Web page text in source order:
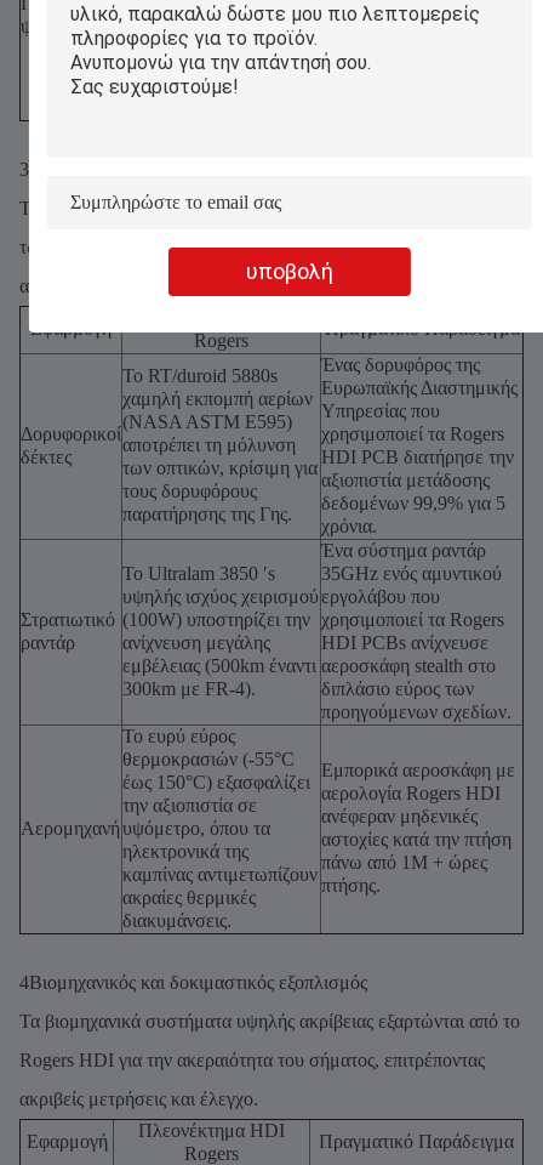
υποβολή
ψυχαγωγία (Wi-Fi 6E)
συμπαγείς πίνακες
ελέγχου,
επιτρέποντας Wi-
Fi 2,4Gbps στο
στο Rogers HDI
ροή 4K για 10+
3Αεροδιαστημική και Άμυνα
Τα PCB της Rogers ανταποκρίνονται στις αυστηρές απαιτήσεις
των αεροδιαστημικών και στρατιωτικών συστημάτων, όπου η
αποτυχία μπορεί να έχει καταστροφικές συνέπειες.
Εφαρμογή
Rogers
Πραγματικό Παράδειγμα
Δορυφορικοί
δέκτες
Το RT/duroid 5880s
χαμηλή εκπομπή αερίων
(NASA ASTM E595)
αποτρέπει τη μόλυνση
των οπτικών, κρίσιμη για
τους δορυφόρους
παρατήρησης της Γης.
Ένας δορυφόρος της
Ευρωπαϊκής Διαστημικής
Υπηρεσίας που
χρησιμοποιεί τα Rogers
HDI PCB διατήρησε την
αξιοπιστία μετάδοσης
δεδομένων 99,9% για 5
χρόνια.
Στρατιωτικό
ραντάρ
Το Ultralam 3850 ′s
υψηλής ισχύος χειρισμού
(100W) υποστηρίζει την
ανίχνευση μεγάλης
εμβέλειας (500km έναντι
300km με FR-4).
Ένα σύστημα ραντάρ
35GHz ενός αμυντικού
εργολάβου που
χρησιμοποιεί τα Rogers
HDI PCBs ανίχνευσε
αεροσκάφη stealth στο
διπλάσιο εύρος των
προηγούμενων σχεδίων.
Αερομηχανή
Το ευρύ εύρος
θερμοκρασιών (-55°C
έως 150°C) εξασφαλίζει
την αξιοπιστία σε
υψόμετρο, όπου τα
ηλεκτρονικά της
καμπίνας αντιμετωπίζουν
ακραίες θερμικές
διακυμάνσεις.
Εμπορικά αεροσκάφη με
αερολογία Rogers HDI
ανέφεραν μηδενικές
αστοχίες κατά την πτήση
πάνω από 1M + ώρες
πτήσης.
4Βιομηχανικός και δοκιμαστικός εξοπλισμός
Τα βιομηχανικά συστήματα υψηλής ακρίβειας εξαρτώνται από το
Rogers HDI για την ακεραιότητα του σήματος, επιτρέποντας
ακριβείς μετρήσεις και έλεγχο.
Εφαρμογή
Πλεονέκτημα HDI
Rogers
Πραγματικό Παράδειγμα